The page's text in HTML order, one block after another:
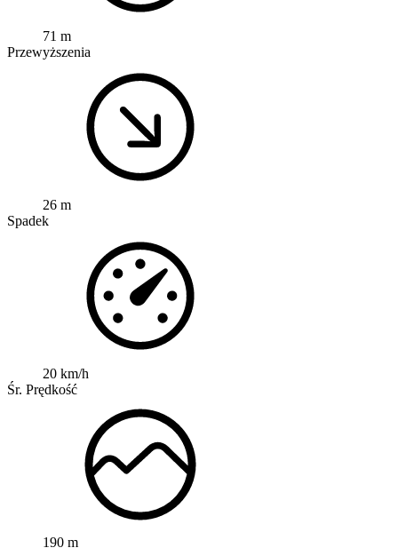
71 m
Przewyższenia
26 m
Spadek
20 km/h
Śr. Prędkość
190 m